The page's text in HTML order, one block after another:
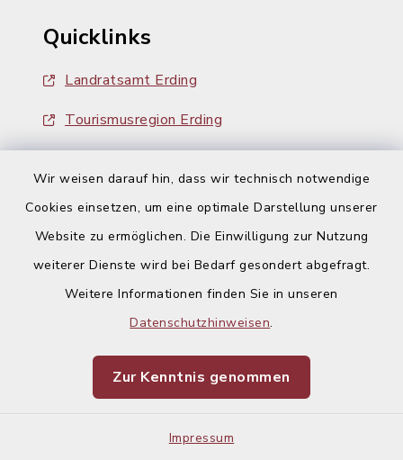
Wir weisen darauf hin, dass wir technisch notwendige
Cookies einsetzen, um eine optimale Darstellung unserer
Website zu ermöglichen. Die Einwilligung zur Nutzung
weiterer Dienste wird bei Bedarf gesondert abgefragt.
Weitere Informationen finden Sie in unseren
Datenschutzhinweisen.
Zur Kenntnis genommen
Impressum
Quicklinks
Landratsamt Erding
Tourismusregion Erding
Kontakt
Datenschutz
Impressum